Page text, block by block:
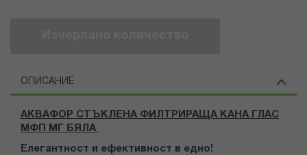
ОПИСАНИЕ
АКВАФОР СТЪКЛЕНА ФИЛТРИРАЩА КАНА ГЛАС
МФП МГ БЯЛА
Елегантност и ефективност в едно!